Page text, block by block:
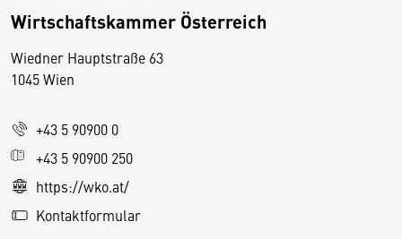
Wirtschaftskammer Österreich
Wiedner Hauptstraße 63
1045 Wien
+43 5 90900 0
+43 5 90900 250
https://wko.at/
Kontaktformular
D
s
e
S
e